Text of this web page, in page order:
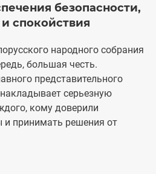
безопасности,
спокойствия
народного собрания
большая честь.
представительного
серьезную
кому доверили
и принимать решения от